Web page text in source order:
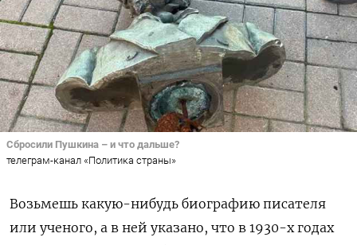
Сбросили Пушкина – и что дальше?
телеграм-канал «Политика страны»
Возьмешь какую-нибудь биографию писателя
или ученого, а в ней указано, что в 1930-х годах